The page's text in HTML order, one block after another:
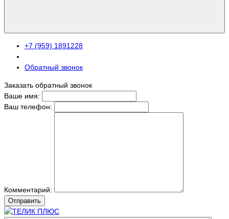
+7 (959) 1891228
Обратный звонок
Заказать обратный звонок
Ваше имя:
Ваш телефон:
Комментарий:
Отправить